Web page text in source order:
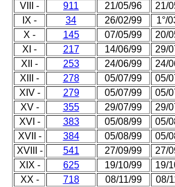
VIII -
911 21/05/96 21/
IX -
34 26/02/99 1°/
X -
145 07/05/99 20/
XI -
217 14/06/99 29/
XII -
253 24/06/99 24/
XIII -
278 05/07/99 05/
XIV -
279 05/07/99 05/
XV -
355 29/07/99 29/
XVI -
383 05/08/99 05/
XVII -
384 05/08/99 05/
XVIII -
541 27/09/99 27/
XIX -
625 19/10/99 19/
XX -
718 08/11/99 08/